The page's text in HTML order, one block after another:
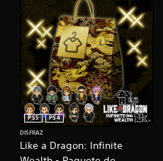
Like a Dragon: Infinite
PS5
PS4
DISFRAZ